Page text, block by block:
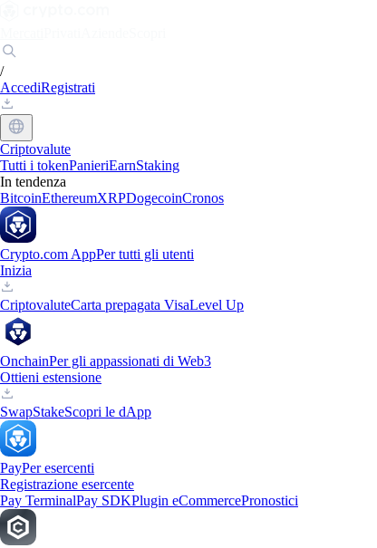
/
AccediRegistrati
Criptovalute
Tutti i tokenPanieriEarnStaking
In tendenza
BitcoinEthereumXRPDogecoinCronos
Crypto.com AppPer tutti gli utenti
Inizia
CriptovaluteCarta prepagata VisaLevel Up
OnchainPer gli appassionati di Web3
Ottieni estensione
SwapStakeScopri le dApp
PayPer esercenti
Registrazione esercente
Pay TerminalPay SDKPlugin eCommercePronostici